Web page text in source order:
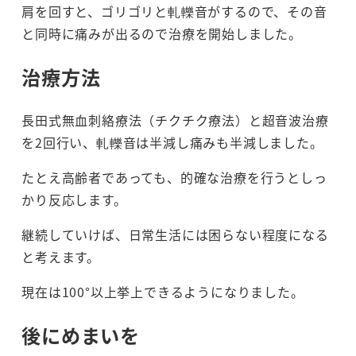
肩を回すと、ゴリゴリと軋轢音がするので、その音
と同時に痛みが出るので治療を開始しました。
治療方法
長田式無血刺絡療法（チクチク療法）と超音波治療
を2回行い、軋轢音は半減し痛みも半減しました。
たとえ高齢者であっても、的確な治療を行うとしっ
かり反応します。
継続していけば、日常生活には困らない程度になる
と考えます。
現在は100°以上挙上できるようになりました。
後にめまいを